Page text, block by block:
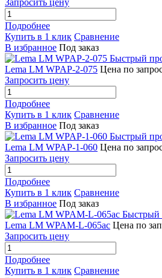
Подробнее
Купить в 1 клик Сравнение
В избранное Под заказ
Быстрый
Lema LM WPAP-2-075 Цена по
Запросить цену
Подробнее
Купить в 1 клик Сравнение
В избранное Под заказ
Быстрый
Lema LM WPAP-1-060 Цена по
Запросить цену
Подробнее
Купить в 1 клик Сравнение
В избранное Под заказ
Быстрый
Lema LM WPAM-L-065ac Цена по
Запросить цену
Подробнее
Купить в 1 клик Сравнение